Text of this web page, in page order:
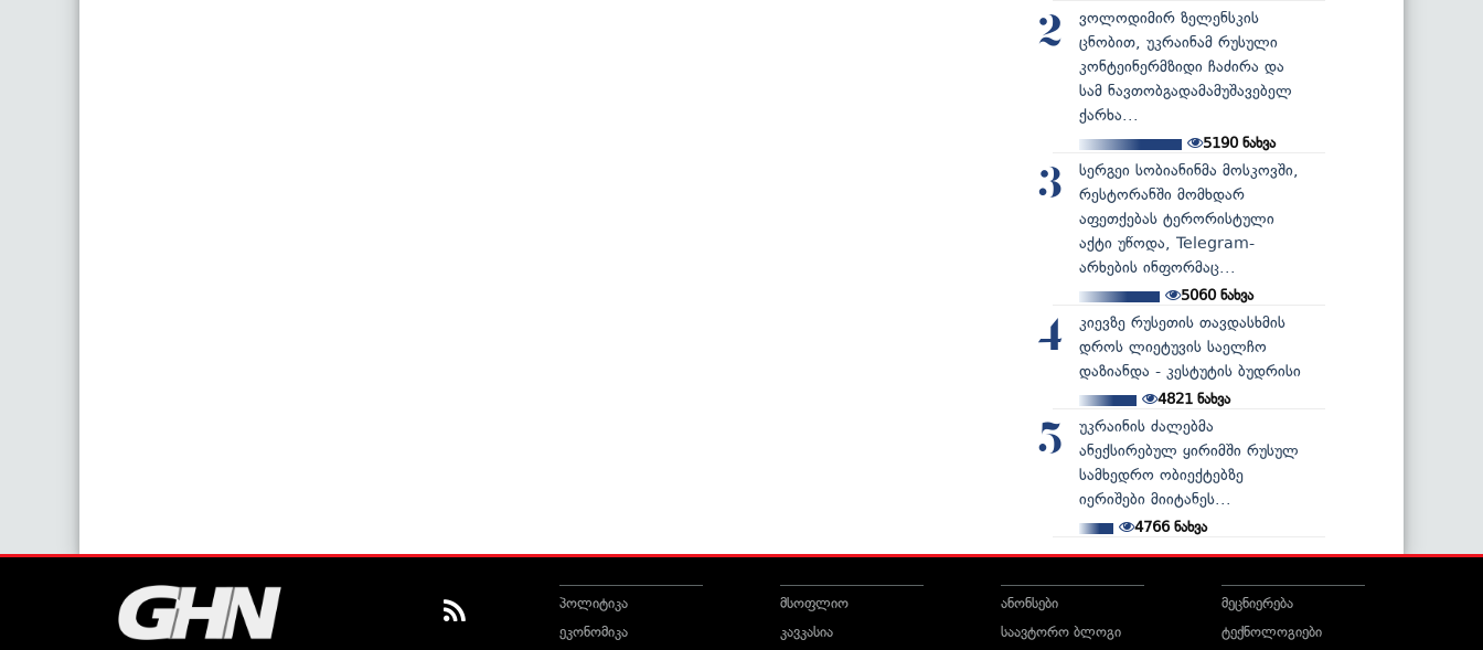
2
ვოლოდიმირ ზელენსკის
ცნობით, უკრაინამ რუსული
კონტეინერმზიდი ჩაძირა და
სამ ნავთობგადამამუშავებელ
ქარხა...
5190ნახვა
3
სერგეი სობიანინმა მოსკოვში,
რესტორანში მომხდარ
აფეთქებას ტერორისტული
აქტი უწოდა, Telegram-
არხების ინფორმაც...
5060ნახვა
4
კიევზე რუსეთის თავდასხმის
დროს ლიეტუვის საელჩო
დაზიანდა - კესტუტის ბუდრისი
4821ნახვა
5
უკრაინის ძალებმა
ანექსირებულ ყირიმში რუსულ
სამხედრო ობიექტებზე
იერიშები მიიტანეს...
4766ნახვა
პოლიტიკა
ეკონომიკა
მსოფლიო
კავკასია
ანონსები
საავტორო ბლოგი
მეცნიერება
ტექნოლოგიები